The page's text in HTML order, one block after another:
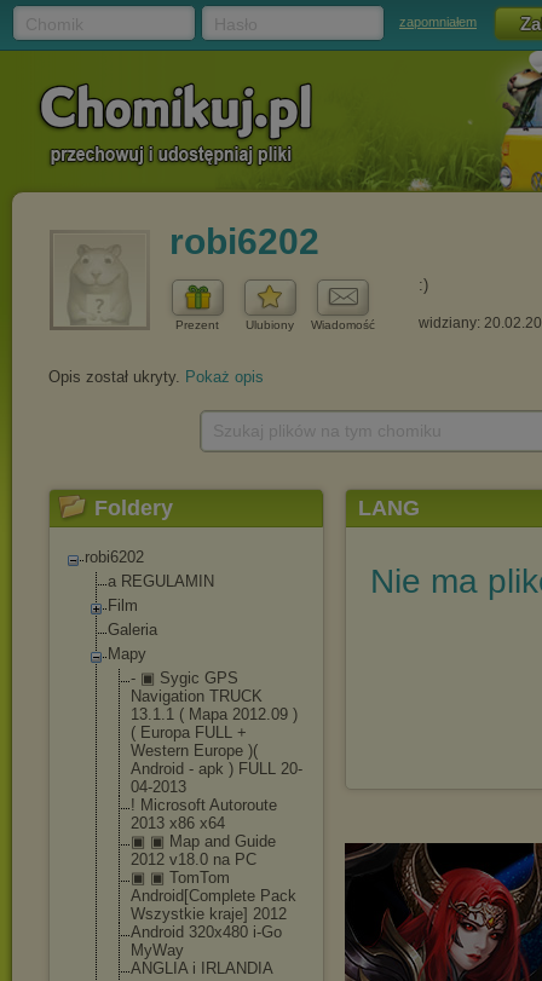
zapomniałem
robi6202
Prezent Ulubiony Wiadomość
:)
widziany:
Opis został ukryty. Pokaż opis
Foldery
robi6202
a REGULAMIN
Film
Galeria
Mapy
- ▣ Sygic GPS
Navigation TRUCK
13.1.1 ( Mapa 2012.09 )
( Europa FULL +
Western Europe )(
Android - apk ) FULL 20-
04-2013
! Microsoft Autoroute
2013 x86 x64
▣ ▣ Map and Guide
2012 v18.0 na PC
▣ ▣ TomTom
Android[Complete Pack
Wszystkie kraje] 2012
Android 320x480 i-Go
MyWay
ANGLIA i IRLANDIA
LANG
Nie ma